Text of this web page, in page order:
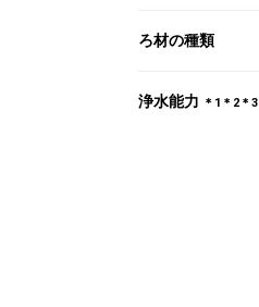
ろ材の種類
浄水能力 ＊1＊2＊3